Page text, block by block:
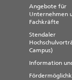
Angebote für
Unternehmen
Fachkräfte
Stendaler
Campus)
Information